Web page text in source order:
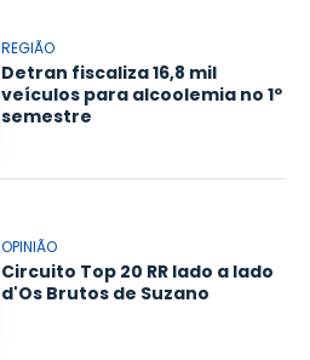
REGIÃO
Detran fiscaliza 16,8 mil
veículos para alcoolemia no 1º
semestre
OPINIÃO
Circuito Top 20 RR lado a lado
d'Os Brutos de Suzano